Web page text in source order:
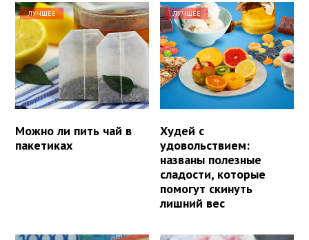
ЛУЧШЕЕ
Можно ли пить чай в
пакетиках
ЛУЧШЕЕ
Худей с
удовольствием:
названы полезные
сладости, которые
помогут скинуть
лишний вес